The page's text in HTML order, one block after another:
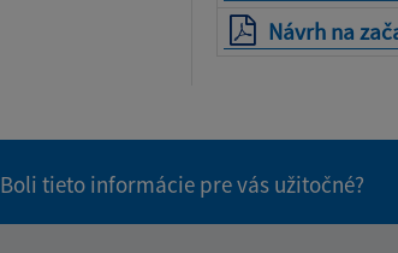
Návrh na
Boli tieto informácie pre vás užitočné?